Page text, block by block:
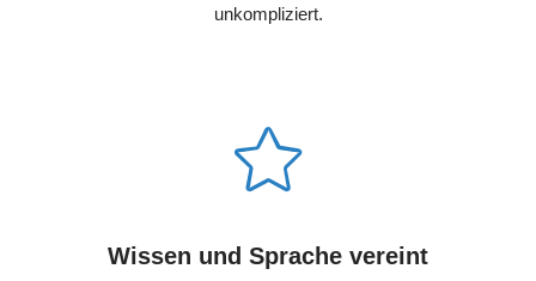
unkompliziert.
Wissen und Sprache vereint